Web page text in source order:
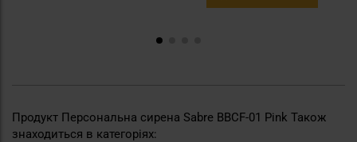
Продукт Персональна сирена Sabre BBCF-01 Pink Також
знаходиться в категоріях: